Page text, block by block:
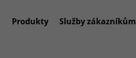
Produkty Služby zákazníkům